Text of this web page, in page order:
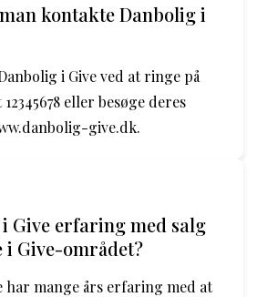
kontakte Danbolig i
i Give ved at ringe på
eller besøge deres
give.dk.
Give erfaring med salg
i Give-området?
har mange års erfaring med at